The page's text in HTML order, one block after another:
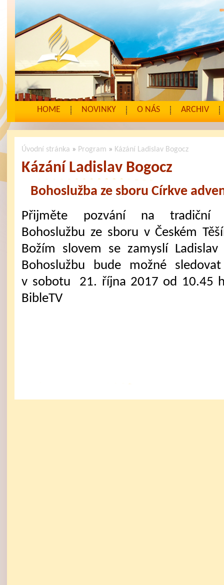
HOME NOVINKY O NÁS ARCHIV
Úvodní stránka » Program » Kázání Ladislav Bogocz
Kázání Ladislav Bogocz
Bohoslužba ze sboru Církve
Přijměte pozvání na tradiční
Bohoslužbu ze sboru v Českém
Božím slovem se zamyslí Ladislav
Bohoslužbu bude možné
v sobotu 21. října 2017 od 10.45
BibleTV